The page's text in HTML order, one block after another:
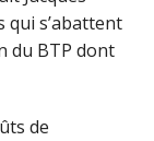
qui s’abattent
du BTP dont
de